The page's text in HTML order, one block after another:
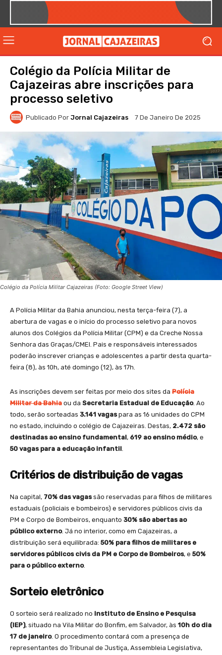
Colégio da Polícia Militar de
Cajazeiras abre inscrições para
processo seletivo
Publicado Por Jornal Cajazeiras 7 De Janeiro De 2025
Colégio da Polícia Militar Cajazeiras (Foto: Google Street View)
A Polícia Militar da Bahia anunciou, nesta terça-feira (7), a
abertura de vagas e o início do processo seletivo para novos
alunos dos Colégios da Polícia Militar (CPM) e da Creche Nossa
Senhora das Graças/CMEI. Pais e responsáveis interessados
poderão inscrever crianças e adolescentes a partir desta quarta-
feira (8), às 10h, até domingo (12), às 17h.
As inscrições devem ser feitas por meio dos sites da Polícia
Militar da Bahia ou da Secretaria Estadual de Educação. Ao
todo, serão sorteadas 3.141 vagaspara as 16 unidades do CPM
no estado, incluindo o colégio de Cajazeiras. Destas, 2.472 são
destinadas ao ensino fundamental, 619 ao ensino médio, e
50 vagas para a educação infantil.
Critérios de distribuição de vagas
Na capital, 70% das vagassão reservadas para filhos de militares
estaduais (policiais e bombeiros) e servidores públicos civis da
PM e Corpo de Bombeiros, enquanto 30% são abertas ao
público externo. Já no interior, como em Cajazeiras, a
distribuição será equilibrada: 50% para filhos de militares e
servidores públicos civis da PM e Corpo de Bombeiros, e 50%
para o público externo.
Sorteio eletrônico
O sorteio será realizado no Instituto de Ensino e Pesquisa
(IEP), situado na Vila Militar do Bonfim, em Salvador, às 10h do dia
17 de janeiro. O procedimento contará com a presença de
representantes do Tribunal de Justiça, Assembleia Legislativa,